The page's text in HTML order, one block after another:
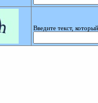
Введите текст,